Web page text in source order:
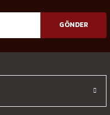
GÖNDER